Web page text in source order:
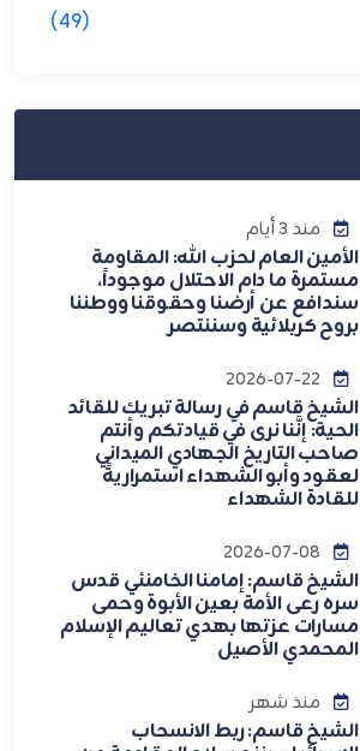
(49)
منذ 3 أيام
الأمين العام لحزب الله: المقاومة
مستمرة ما دام الاحتلال موجوداً،
سندافع عن أرضنا وحقوقنا ووطننا
بروح كربلائية وسننتصر
الشيخ قاسم في رسالة تبريك للقائد
الحية: إنَّنا نرى في قيادتكم وأنتم
صاحب التاريخ الجهادي الميداني
لعقود وأبو الشهداء استمراريةً
للقادة الشهداء
الشيخ قاسم: إمامنا الخامنئي قدس
سره رعى الأمة بعين الأبوة وحمى
مسارات عزتها بهدي تعاليم الإسلام
المحمدي الأصيل
منذ شهر
الشيخ قاسم: ربط الانسحاب